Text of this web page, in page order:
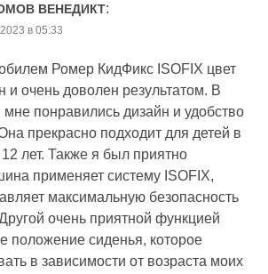
ВЕНЕДИКТ:
в 05:33
Ромер КидФикс ISOFIX цвет
и очень доволен результатом. В
понравились дизайн и удобство
прекрасно подходит для детей в
лет. Также я был приятно
применяет систему ISOFIX,
максимальную безопасность
очень приятной функцией
положение сиденья, которое
в зависимости от возраста моих